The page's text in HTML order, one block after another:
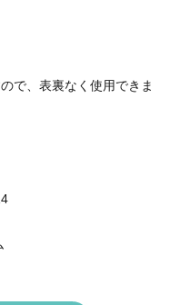
で、表裏なく使用できま